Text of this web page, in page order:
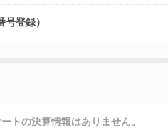
登録）
トの決算情報はありません。